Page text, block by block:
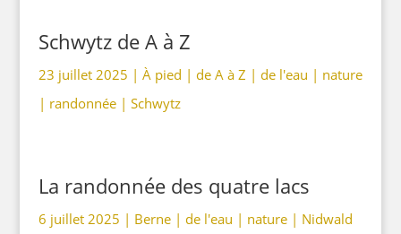
Schwytz de A à Z
23 juillet 2025 | À pied | de A à Z | de l'eau | nature
| randonnée| Schwytz
La randonnée des quatre lacs
6 juillet 2025 | Berne| de l'eau | nature| Nidwald